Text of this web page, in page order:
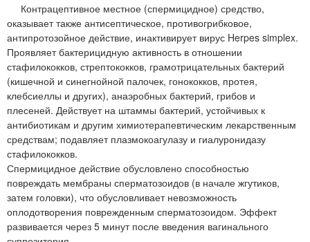
Контрацептивное местное (спермицидное) средство,
оказывает также антисептическое, противогрибковое,
антипротозойное действие, инактивирует вирус Herpes simplex.
Проявляет бактерицидную активность в отношении
стафилококков, стрептококков, грамотрицательных бактерий
(кишечной и синегнойной палочек, гонококков, протея,
клебсиеллы и других), анаэробных бактерий, грибов и
плесеней. Действует на штаммы бактерий, устойчивых к
антибиотикам и другим химиотерапевтическим лекарственным
средствам; подавляет плазмокоагулазу и гиалуронидазу
стафилококков.
Спермицидное действие обусловлено способностью
повреждать мембраны сперматозоидов (в начале жгутиков,
затем головки), что обусловливает невозможность
оплодотворения поврежденным сперматозоидом. Эффект
развивается через 5 минут после введения вагинального